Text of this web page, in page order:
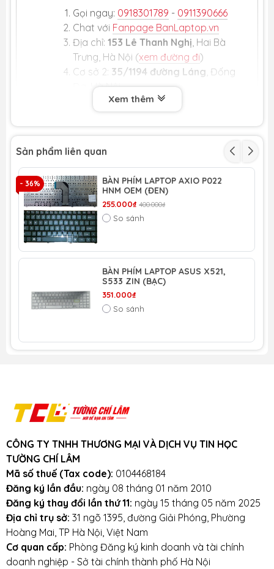
Gọi ngay: 0918301789 - 0911390666
Chat với Fanpage BanLaptop.vn
Địa chỉ: 153 Lê Thanh Nghị , Hai Bà
Trưng, Hà Nội (xem đường đi)
Cơ sở 2: 35/1194 đường Láng , Đống
Đa, Hà Nội
Cơ sở 3:số 5 ngõ 12 Trần Phú
Đông (xem đường đi)
Xem thêm
Sản phẩm liên quan
- 36%
BÀN PHÍM LAPTOP AXIO P022
HNM OEM (ĐEN)
255.000₫ 400.000₫
So sánh
BÀN PHÍM LAPTOP ASUS X521,
S533 ZIN (BẠC)
351.000₫
So sánh
CÔNG TY TNHH THƯƠNG MẠI VÀ DỊCH VỤ TIN HỌC
TƯỜNG CHÍ LÂM
Mã số thuế (Tax code): 0104468184
Đăng ký lần đầu: ngày 08 tháng 01 năm 2010
Đăng ký thay đổi lần thứ 11: ngày 15 tháng 05 năm 2025
Địa chỉ trụ sở: 31 ngõ 1395, đường Giải Phóng, Phường
Hoàng Mai, TP Hà Nội, Việt Nam
Cơ quan cấp: Phòng Đăng ký kinh doanh và tài chính
doanh nghiệp - Sở tài chính thành phố Hà Nội